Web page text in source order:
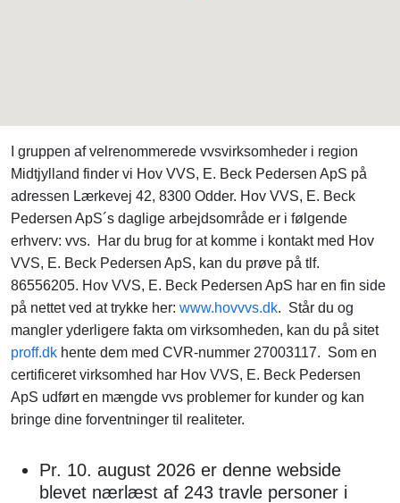
I gruppen af velrenommerede vvsvirksomheder i region
Midtjylland finder vi Hov VVS, E. Beck Pedersen ApS på
adressen Lærkevej 42, 8300 Odder. Hov VVS, E. Beck
Pedersen ApS´s daglige arbejdsområde er i følgende
erhverv: vvs. Har du brug for at komme i kontakt med Hov
VVS, E. Beck Pedersen ApS, kan du prøve på tlf.
86556205. Hov VVS, E. Beck Pedersen ApS har en fin side
på nettet ved at trykke her: www.hovvvs.dk. Står du og
mangler yderligere fakta om virksomheden, kan du på sitet
proff.dk hente dem med CVR-nummer 27003117. Som en
certificeret virksomhed har Hov VVS, E. Beck Pedersen
ApS udført en mængde vvs problemer for kunder og kan
bringe dine forventninger til realiteter.
Pr. 10. august 2026 er denne webside
blevet nærlæst af 243 travle personer i